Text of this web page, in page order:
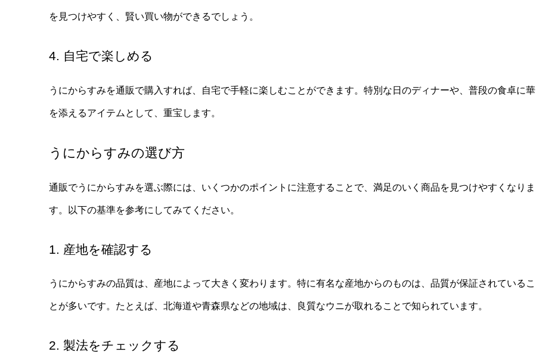
を見つけやすく、賢い買い物ができるでしょう。
4. 自宅で楽しめる
うにからすみを通販で購入すれば、自宅で手軽に楽しむことができます。特別な日のディナーや、普段の食卓に華
を添えるアイテムとして、重宝します。
うにからすみの選び方
通販でうにからすみを選ぶ際には、いくつかのポイントに注意することで、満足のいく商品を見つけやすくなりま
す。以下の基準を参考にしてみてください。
1. 産地を確認する
うにからすみの品質は、産地によって大きく変わります。特に有名な産地からのものは、品質が保証されているこ
とが多いです。たとえば、北海道や青森県などの地域は、良質なウニが取れることで知られています。
2. 製法をチェックする